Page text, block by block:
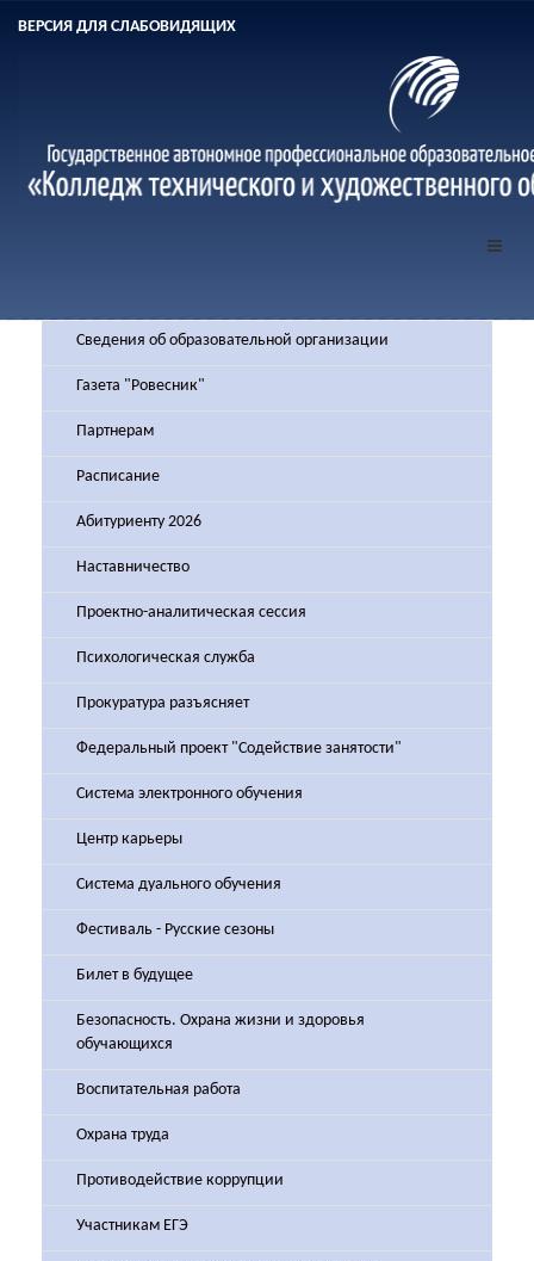
ВЕРСИЯ ДЛЯ СЛАБОВИДЯЩИХ
Сведения об образовательной организации
Газета "Ровесник"
Партнерам
Расписание
Абитуриенту 2026
Наставничество
Проектно-аналитическая сессия
Психологическая служба
Прокуратура разъясняет
Федеральный проект "Содействие занятости"
Система электронного обучения
Центр карьеры
Система дуального обучения
Фестиваль - Русские сезоны
Билет в будущее
Безопасность. Охрана жизни и здоровья
обучающихся
Воспитательная работа
Охрана труда
Противодействие коррупции
Участникам ЕГЭ